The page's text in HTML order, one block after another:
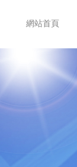
網站首頁